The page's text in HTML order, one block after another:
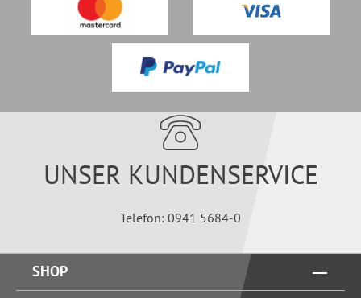
UNSER KUNDENSERVICE
Telefon: 0941 5684-0
SHOP